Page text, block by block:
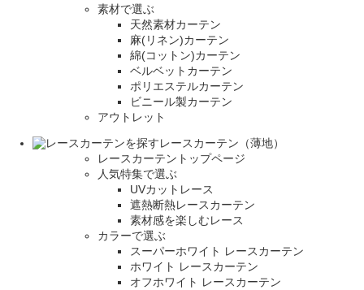
素材で選ぶ
天然素材カーテン
麻(リネン)カーテン
綿(コットン)カーテン
ベルベットカーテン
ポリエステルカーテン
ビニール製カーテン
アウトレット
レースカーテン（薄地）
レースカーテントップページ
人気特集で選ぶ
UVカットレース
遮熱断熱レースカーテン
素材感を楽しむレース
カラーで選ぶ
スーパーホワイト レースカーテン
ホワイト レースカーテン
オフホワイト レースカーテン